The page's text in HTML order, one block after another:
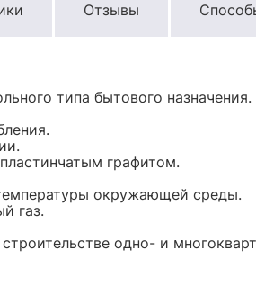
Отзывы
типа бытового назначения.
графитом.
окружающей среды.
газ.
одно- и